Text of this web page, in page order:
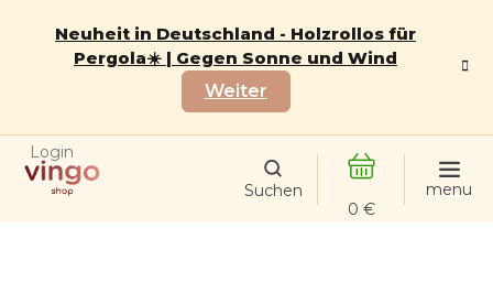
Neuheit in Deutschland - Holzrollos für
Pergola☀️ | Gegen Sonne und Wind
Weiter
Login
WARENKORB